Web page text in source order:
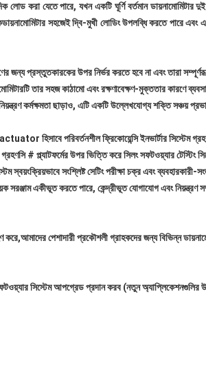
লোড করা যেতে পারে, যখন একটি ঘূর্ণি বর্তমান ডায়নামোমিটার
ডায়নামোমিটার সহজেই দ্বি-মুখী লোডিং উপলব্ধি করতে পারে এবং
জন্য প্রস্তুতকারকের উপর নির্ভর করতে হবে না এবং তারা
তার সহজ কাঠামো এবং রক্ষণাবেক্ষণ-মুক্ততার কারণে
কর্মক্ষমতা ছাড়াও, এটি একটি উল্লেখযোগ্য শক্তি সঞ্চয়
actuator হিসাবে পরিবর্তনশীল ফ্রিকোয়েন্সি ইনভার্টার সিস্টেম
# প্ল্যাটফর্মের উপর ভিত্তি করে সিলং সফটওয়্যার টেস্টিং
সংশ্লিষ্ট সেটিং পরীক্ষা চক্র এবং ব্যবহারকারী-
সরঞ্জাম একীভূত করতে পারে, কেন্দ্রীভূত যোগাযোগ এবং নিয়ন্ত্রণ
করে,আমাদের পেশাদারী প্রকৌশলী গ্রাহকদের জন্য বিভিন্ন
সিস্টেম আপগ্রেড প্রদান করব (নতুন অ্যাপ্লিকেশনগুলির